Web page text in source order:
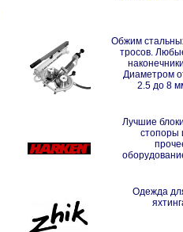
Обжим
тросов.
Диаметром
2.5 до 8
Лучшие
стопоры
Одежда